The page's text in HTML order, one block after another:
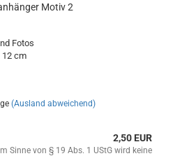
Motiv 2
Fotos
12 cm
(Ausland abweichend)
2,50 EUR
Sinne von § 19 Abs. 1 UStG wird keine